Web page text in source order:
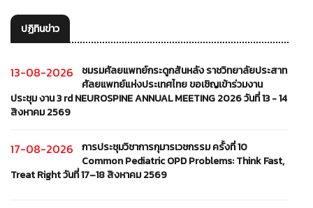
ปฏิทินข่าว
13-08-2026
ชมรมศัลยแพทย์กระดูกสันหลัง ราชวิทยาลัยประสาท
ศัลยแพทย์แห่งประเทศไทย ขอเชิญเข้าร่วมงาน
ประชุม งาน 3 rd NEUROSPINE ANNUAL MEETING 2026 วันที่ 13 - 14
สิงหาคม 2569
17-08-2026
การประชุมวิชาการกุมารเวชกรรม ครั้งที่ 10
Common Pediatric OPD Problems: Think Fast,
Treat Right วันที่ 17–18 สิงหาคม 2569